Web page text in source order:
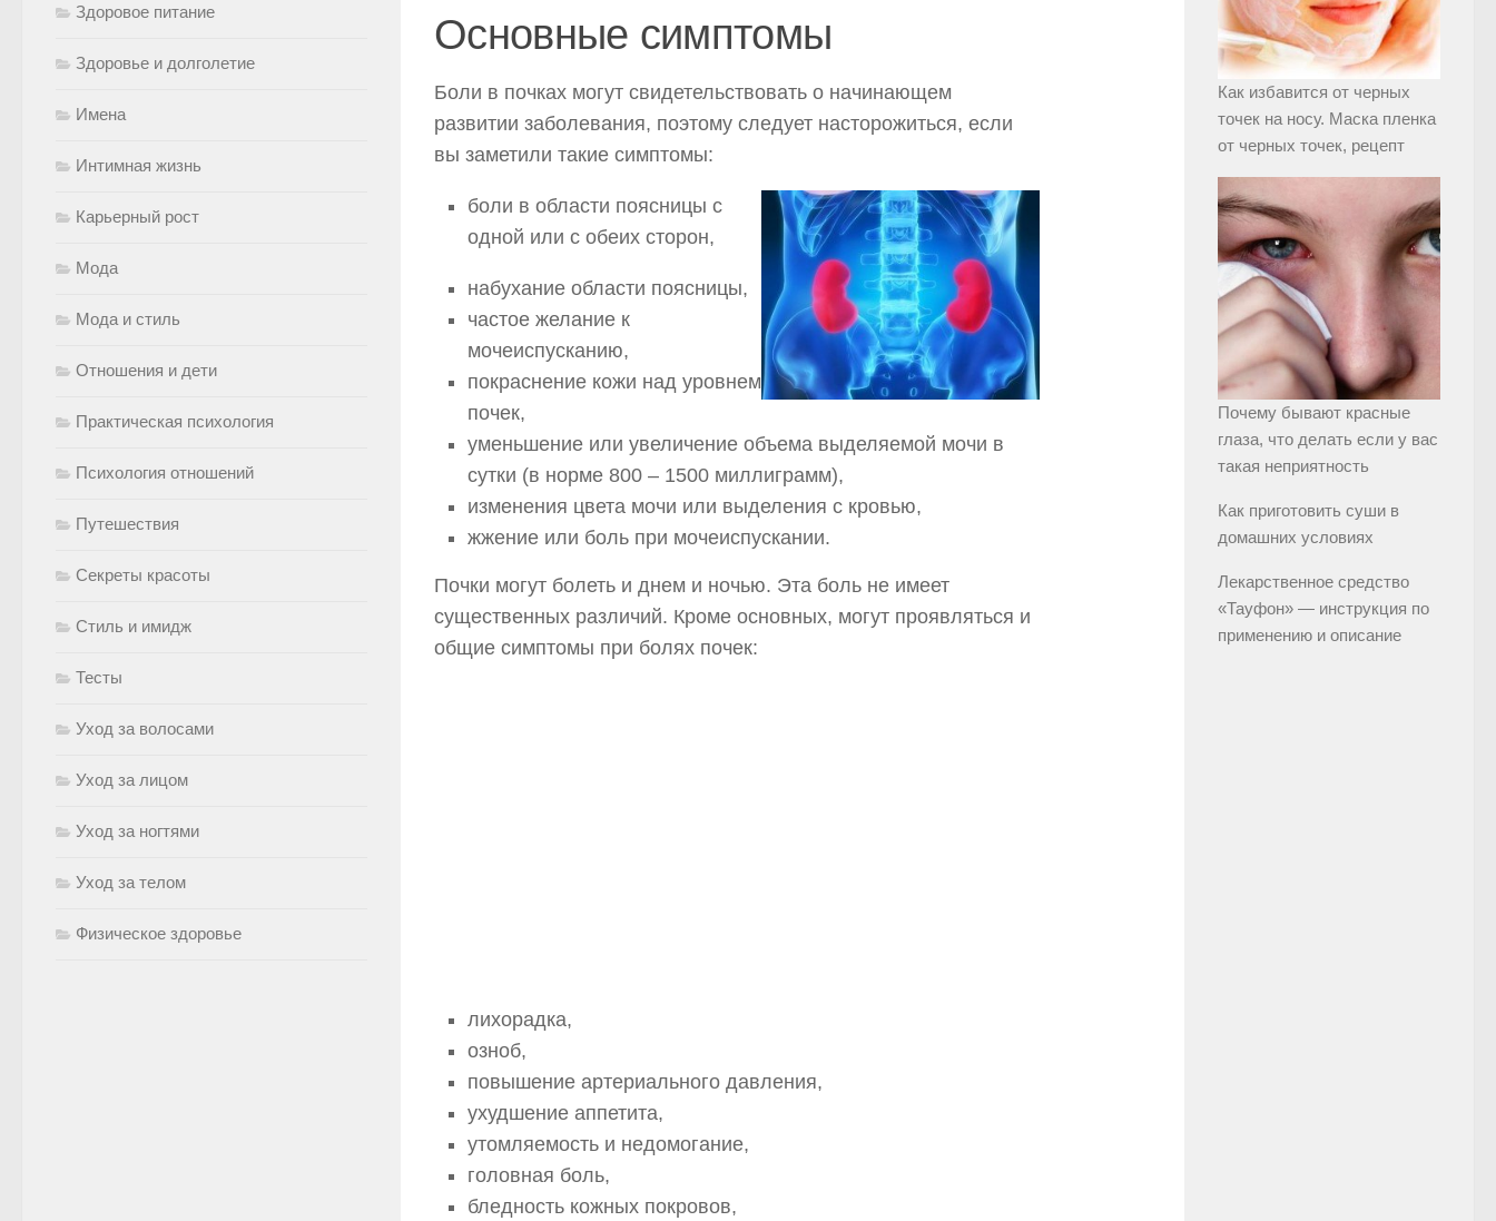
Основные симптомы
Боли в почках могут свидетельствовать о начинающем
развитии заболевания, поэтому следует насторожиться, если
вы заметили такие симптомы:
боли в области поясницы с
одной или с обеих сторон,
набухание области поясницы,
частое желание к
мочеиспусканию,
покраснение кожи над уровнем
почек,
уменьшение или увеличение объема выделяемой мочи в
сутки (в норме 800 – 1500 миллиграмм),
изменения цвета мочи или выделения с кровью,
жжение или боль при мочеиспускании.
Почки могут болеть и днем и ночью. Эта боль не имеет
существенных различий. Кроме основных, могут проявляться и
общие симптомы при болях почек:
лихорадка,
озноб,
повышение артериального давления,
ухудшение аппетита,
утомляемость и недомогание,
головная боль,
бледность кожных покровов,
Здоровое питание
Здоровье и долголетие
Имена
Интимная жизнь
Карьерный рост
Мода
Мода и стиль
Отношения и дети
Практическая психология
Психология отношений
Путешествия
Секреты красоты
Стиль и имидж
Тесты
Уход за волосами
Уход за лицом
Уход за ногтями
Уход за телом
Физическое здоровье
Как избавится от черных
точек на носу. Маска пленка
от черных точек, рецепт
Почему бывают красные
глаза, что делать если у вас
такая неприятность
Как приготовить суши в
домашних условиях
Лекарственное средство
«Тауфон» — инструкция по
применению и описание